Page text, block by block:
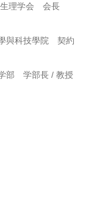
生理学会 会長
與科技學院 契約
部 学部長 / 教授